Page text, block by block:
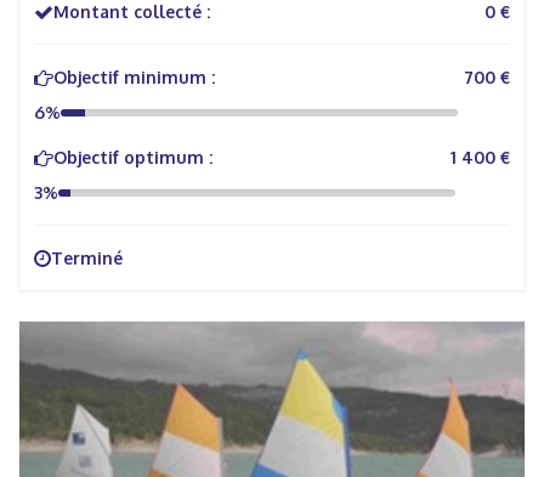
Montant collecté : 0 €
Objectif minimum :
700 €
6%
Objectif optimum :
1 400 €
3%
Terminé